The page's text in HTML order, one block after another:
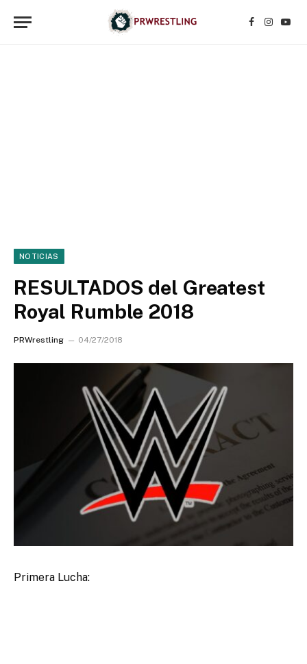
Facebook
NOTICIAS
RESULTADOS del Greatest
Royal Rumble 2018
PRWrestling 04/27/2018
Primera Lucha: